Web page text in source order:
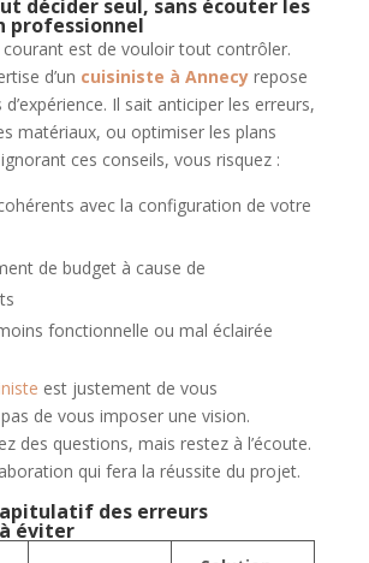
décider seul, sans écouter les
professionnel
est de vouloir tout contrôler.
d’un cuisiniste à Annecyrepose
Il sait anticiper les erreurs,
matériaux, ou optimiser les plans
ces conseils, vous risquez :
avec la configuration de votre
de budget à cause de
fonctionnelle ou mal éclairée
est justement de vous
de vous imposer une vision.
des questions, mais restez à l’écoute.
qui fera la réussite du projet.
des erreurs
éviter